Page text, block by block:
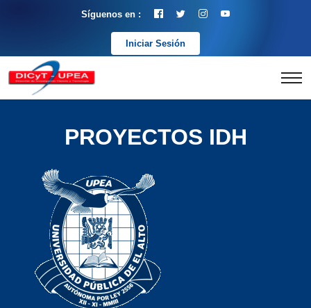
Síguenos en :
Iniciar Sesión
PROYECTOS IDH